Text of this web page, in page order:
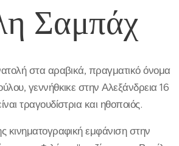
Σαμπάχ
στα αραβικά, πραγματικό όνομα
γεννήθκικε στην Αλεξάνδρεια 16
τραγουδίστρια και ηθοποιός.
κινηματογραφική εμφάνιση στην